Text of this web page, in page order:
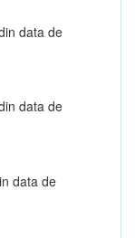
data de
data de
data de